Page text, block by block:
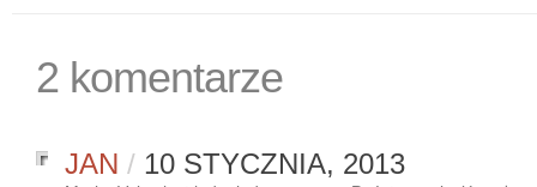
2 komentarze
JAN / 10 STYCZNIA, 2013